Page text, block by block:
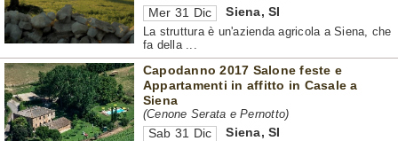
Mer 31 Dic Siena,SI
La struttura è un'azienda agricola a Siena, che
fa della ...
Capodanno 2017 Salone feste e
Appartamenti in affitto in Casale a
Siena
(Cenone Serata e Pernotto)
Sab 31 Dic Siena,SI